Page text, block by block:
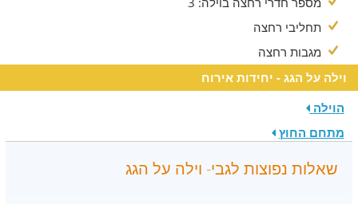
תחליבי רחצה
מגבות רחצה
וילה על הגג - יחידות אירוח
הוילה
מתחם החוץ
שאלות נפוצות לגבי- וילה על הגג